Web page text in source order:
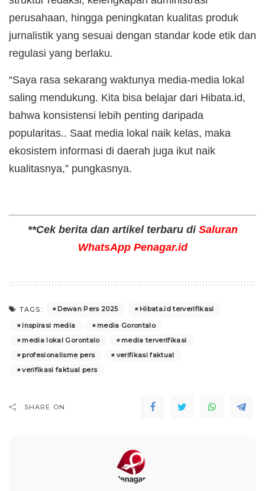
perusahaan, hingga peningkatan kualitas produk
jurnalistik yang sesuai dengan standar kode etik dan
regulasi yang berlaku.
“Saya rasa sekarang waktunya media-media lokal
saling mendukung. Kita bisa belajar dari Hibata.id,
bahwa konsistensi lebih penting daripada
popularitas.. Saat media lokal naik kelas, maka
ekosistem informasi di daerah juga ikut naik
kualitasnya,” pungkasnya.
**Cek berita dan artikel terbaru di Saluran
WhatsApp Penagar.id
TAGS: Dewan Pers 2025
Hibata.id terverifikasi
inspirasi media
media Gorontalo
media lokal Gorontalo
media terverifikasi
profesionalisme pers
verifikasi faktual
verifikasi faktual pers
SHARE ON